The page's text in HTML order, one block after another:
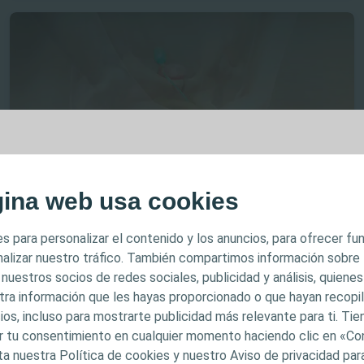
web usa cookies
para personalizar el contenido y los anuncios, para ofrecer
nuestro tráfico. También compartimos información sobre
socios de redes sociales, publicidad y análisis,
información que les hayas proporcionado o que hayan
incluso para mostrarte publicidad más relevante para ti.
tu consentimiento en cualquier momento haciendo clic en
nuestra Política de cookies y nuestro Aviso de privacidad
para profesionales sanitarios únicamente. El
a fines informativos y formativos y puede no ser
Coloplast no proporciona asesoramiento
contenido no pretenden constituir asesoramiento
en modo alguno el criterio médico independiente
capacitado y autorizado. La responsabilidad de
Interventional Urology Surgical techniques